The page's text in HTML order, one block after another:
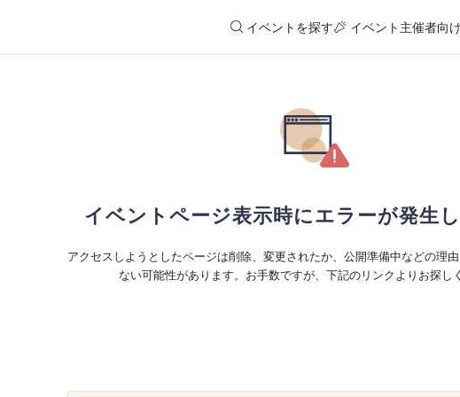
イベントを探す イベント主催者向け
イベントページ表示時にエラーが発生し
アクセスしようとしたページは削除、変更されたか、公開準備中などの理
ない可能性があります。お手数ですが、下記のリンクよりお探し